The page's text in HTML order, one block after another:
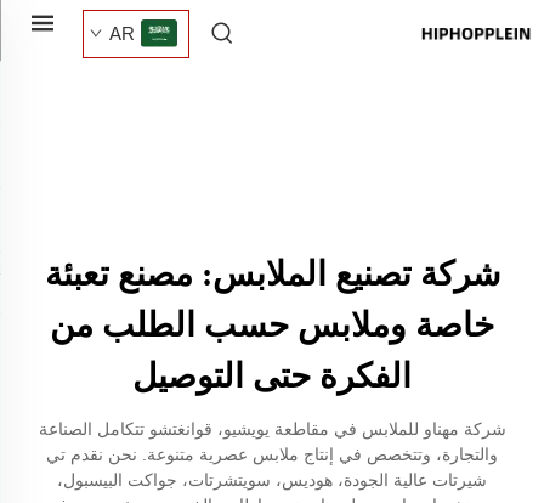
AR
شركة تصنيع الملابس: مصنع تعبئة
خاصة وملابس حسب الطلب من
الفكرة حتى التوصيل
شركة مهناو للملابس في مقاطعة يويشيو، قوانغتشو تتكامل الصناعة
والتجارة، وتتخصص في إنتاج ملابس عصرية متنوعة. نحن نقدم تي
شيرتات عالية الجودة، هوديس، سويتشرتات، جواكت البيسبول،